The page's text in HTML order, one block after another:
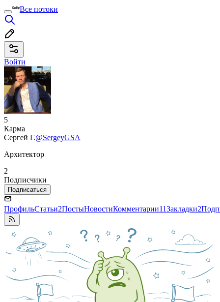
Все потоки
Войти
5
Карма
Сергей Г.@SergeyGSA
Архитектор
2
Подписчики
Подписаться
ПрофильСтатьи2ПостыНовостиКомментарии11Закладки2